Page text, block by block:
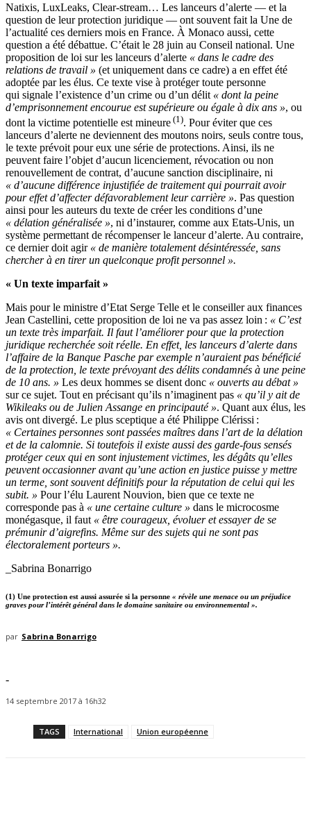
Natixis, LuxLeaks, Clear-stream… Les lanceurs d’alerte — et la
question de leur protection juridique — ont souvent fait la Une de
l’actualité ces derniers mois en France. À Monaco aussi, cette
question a été débattue. C’était le 28 juin au Conseil national. Une
proposition de loi sur les lanceurs d’alerte « dans le cadre des
relations de travail » (et uniquement dans ce cadre) a en effet été
adoptée par les élus. Ce texte vise à protéger toute personne
qui signale l’existence d’un crime ou d’un délit « dont la peine
d’emprisonnement encourue est supérieure ou égale à dix ans », ou
dont la victime potentielle est mineure (1). Pour éviter que ces
lanceurs d’alerte ne deviennent des moutons noirs, seuls contre tous,
le texte prévoit pour eux une série de protections. Ainsi, ils ne
peuvent faire l’objet d’aucun licenciement, révocation ou non
renouvellement de contrat, d’aucune sanction disciplinaire, ni
« d’aucune différence injustifiée de traitement qui pourrait avoir
pour effet d’affecter défavorablement leur carrière ». Pas question
ainsi pour les auteurs du texte de créer les conditions d’une
« délation généralisée », ni d’instaurer, comme aux Etats-Unis, un
système permettant de récompenser le lanceur d’alerte. Au contraire,
ce dernier doit agir « de manière totalement désintéressée, sans
chercher à en tirer un quelconque profit personnel ».
« Un texte imparfait »
Mais pour le ministre d’Etat Serge Telle et le conseiller aux finances
Jean Castellini, cette proposition de loi ne va pas assez loin : « C’est
un texte très imparfait. Il faut l’améliorer pour que la protection
juridique recherchée soit réelle. En effet, les lanceurs d’alerte dans
l’affaire de la Banque Pasche par exemple n’auraient pas bénéficié
de la protection, le texte prévoyant des délits condamnés à une peine
de 10 ans. » Les deux hommes se disent donc « ouverts au débat »
sur ce sujet. Tout en précisant qu’ils n’imaginent pas « qu’il y ait de
Wikileaks ou de Julien Assange en principauté ». Quant aux élus, les
avis ont divergé. Le plus sceptique a été Philippe Clérissi :
« Certaines personnes sont passées maîtres dans l’art de la délation
et de la calomnie. Si toutefois il existe aussi des garde-fous sensés
protéger ceux qui en sont injustement victimes, les dégâts qu’elles
peuvent occasionner avant qu’une action en justice puisse y mettre
un terme, sont souvent définitifs pour la réputation de celui qui les
subit. » Pour l’élu Laurent Nouvion, bien que ce texte ne
corresponde pas à « une certaine culture » dans le microcosme
monégasque, il faut « être courageux, évoluer et essayer de se
prémunir d’aigrefins. Même sur des sujets qui ne sont pas
électoralement porteurs ».
_Sabrina Bonarrigo
(1) Une protection est aussi assurée si la personne « révèle une menace ou un préjudice
graves pour l’intérêt général dans le domaine sanitaire ou environnemental ».
par Sabrina Bonarrigo
-
14 septembre 2017 à 16h32
TAGS International Union européenne